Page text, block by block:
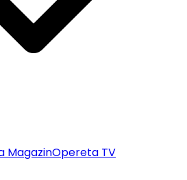
MagazinOpereta TV